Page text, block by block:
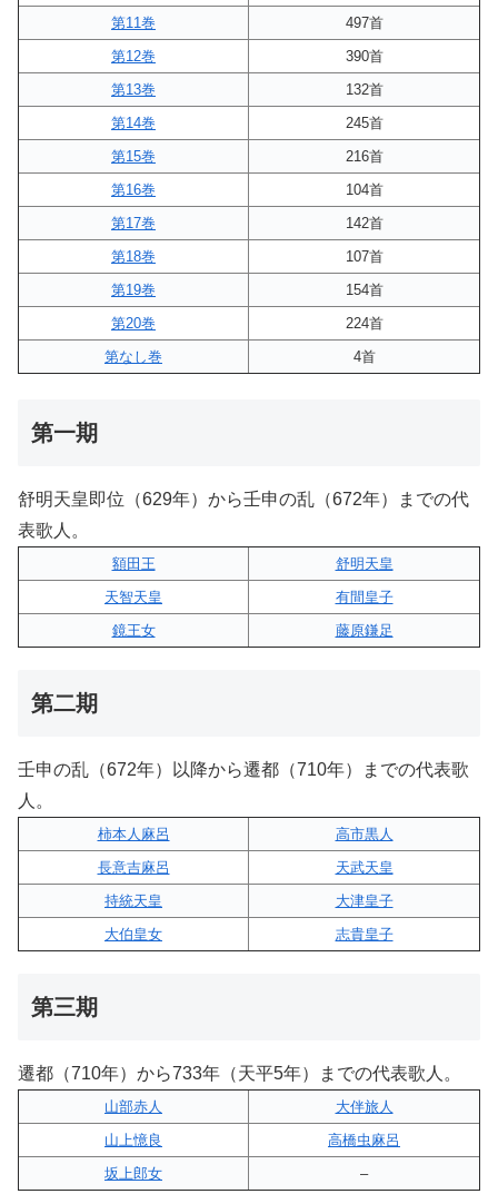
第11巻
497首
第12巻
390首
第13巻
132首
第14巻
245首
第15巻
216首
第16巻
104首
第17巻
142首
第18巻
107首
第19巻
154首
第20巻
224首
第なし巻
4首
第一期
舒明天皇即位（629年）から壬申の乱（672年）までの代
表歌人。
額田王
舒明天皇
天智天皇
有間皇子
鏡王女
藤原鎌足
第二期
壬申の乱（672年）以降から遷都（710年）までの代表歌
人。
柿本人麻呂
高市黒人
長意吉麻呂
天武天皇
持統天皇
大津皇子
大伯皇女
志貴皇子
第三期
遷都（710年）から733年（天平5年）までの代表歌人。
山部赤人
大伴旅人
山上憶良
高橋虫麻呂
坂上郎女
–